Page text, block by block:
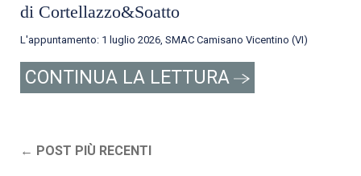
di Cortellazzo&Soatto
L'appuntamento: 1 luglio 2026, SMAC Camisano Vicentino (VI)
CONTINUA LA LETTURA
POST PIÙ RECENTI